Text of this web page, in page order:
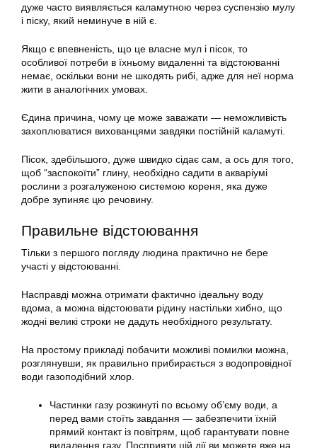
дуже часто виявляється каламутною через суспензію мулу
і піску, який неминуче в ній є.
Якщо є впевненість, що це власне мул і пісок, то
особливої потреби в їхньому видаленні та відстоюванні
немає, оскільки вони не шкодять рибі, адже для неї норма
жити в аналогічних умовах.
Єдина причина, чому це може заважати — неможливість
захоплюватися вихованцями завдяки постійній каламуті.
Пісок, здебільшого, дуже швидко сідає сам, а ось для того,
щоб “заспокоїти” глину, необхідно садити в акваріумі
рослини з розгалуженою системою кореня, яка дуже
добре зупиняє цю речовину.
Правильне відстоювання
Тільки з першого погляду людина практично не бере
участі у відстоюванні.
Насправді можна отримати фактично ідеальну воду
вдома, а можна відстоювати рідину настільки хибно, що
жодні великі строки не дадуть необхідного результату.
На простому прикладі побачити можливі помилки можна,
розглянувши, як правильно прибирається з водопровідної
води газоподібний хлор.
Частинки газу розкинуті по всьому об’єму води, а
перед вами стоїть завдання — забезпечити їхній
прямий контакт із повітрям, щоб гарантувати повне
видалення газу. Посприяти цій дії ви можете вже на